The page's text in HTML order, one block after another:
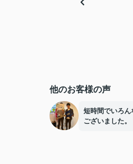
他のお客様の声
短時間でいろん
ございました。